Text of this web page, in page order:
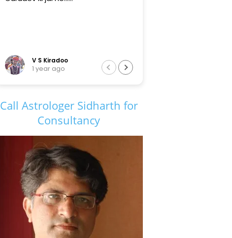
Tarun Sir
6 years ago
Call Astrologer Sidharth for
Consultancy